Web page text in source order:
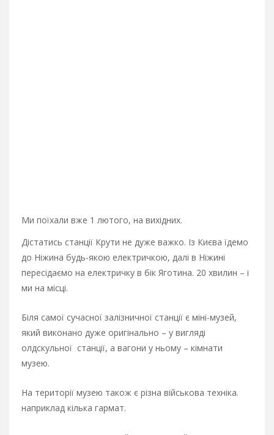
Ми поїхали вже 1 лютого, на вихідних.
Дістатись станції Крути не дуже важко. Із Києва їдемо
до Ніжина будь-якою електричкою, далі в Ніжині
пересідаємо на електричку в бік Яготина. 20 хвилин – і
ми на місці.
Біля самої сучасної залізничної станції є міні-музей,
який виконано дуже оригінально – у вигляді
олдскульної станції, а вагони у ньому – кімнати
музею.
На території музею також є різна військова техніка.
наприклад кілька гармат.